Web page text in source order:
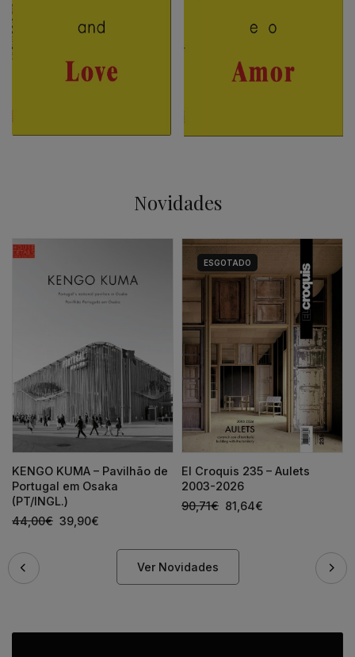
Novidades
KENGO KUMA – Pavilhão de
Portugal em Osaka
(PT/INGL.)
44,00€ 39,90€
ESGOTADO
El Croquis 235 – Aulets
2003-2026
90,71€ 81,64€
Ver Novidades